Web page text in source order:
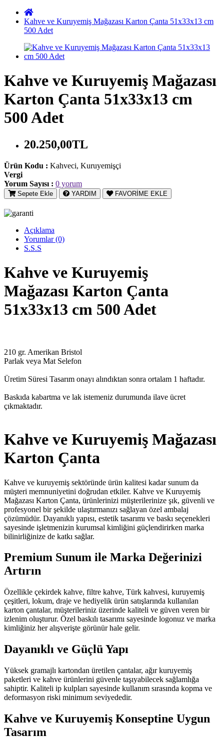
Kahve ve Kuruyemiş Mağazası Karton Çanta 51x33x13 cm
500 Adet
Kahve ve Kuruyemiş Mağazası
Karton Çanta 51x33x13 cm
500 Adet
20.250,00TL
Ürün Kodu : Kahveci, Kuruyemişçi
Vergi
Yorum Sayısı : 0 yorum
Sepete Ekle YARDIM FAVORİME EKLE
Açıklama
Yorumlar (0)
S.S.S
Kahve ve Kuruyemiş
Mağazası Karton Çanta
51x33x13 cm 500 Adet
210 gr. Amerikan Bristol
Parlak veya Mat Selefon
Üretim Süresi Tasarım onayı alındıktan sonra ortalam 1 haftadır.
Baskıda kabartma ve lak istemeniz durumunda ilave ücret
çıkmaktadır.
Kahve ve Kuruyemiş Mağazası
Karton Çanta
Kahve ve kuruyemiş sektöründe ürün kalitesi kadar sunum da
müşteri memnuniyetini doğrudan etkiler. Kahve ve Kuruyemiş
Mağazası Karton Çanta, ürünlerinizi müşterilerinize şık, güvenli ve
profesyonel bir şekilde ulaştırmanızı sağlayan özel ambalaj
çözümüdür. Dayanıklı yapısı, estetik tasarımı ve baskı seçenekleri
sayesinde işletmenizin kurumsal kimliğini güçlendirirken marka
bilinirliğinize de katkı sağlar.
Premium Sunum ile Marka Değerinizi
Artırın
Özellikle çekirdek kahve, filtre kahve, Türk kahvesi, kuruyemiş
çeşitleri, lokum, draje ve hediyelik ürün satışlarında kullanılan
karton çantalar, müşterileriniz üzerinde kaliteli ve güven veren bir
izlenim oluşturur. Özel baskılı tasarımı sayesinde logonuz ve marka
kimliğiniz her alışverişte görünür hale gelir.
Dayanıklı ve Güçlü Yapı
Yüksek gramajlı kartondan üretilen çantalar, ağır kuruyemiş
paketleri ve kahve ürünlerini güvenle taşıyabilecek sağlamlığa
sahiptir. Kaliteli ip kulpları sayesinde kullanım sırasında kopma ve
deformasyon riski minimum seviyededir.
Kahve ve Kuruyemiş Konseptine Uygun
Tasarım